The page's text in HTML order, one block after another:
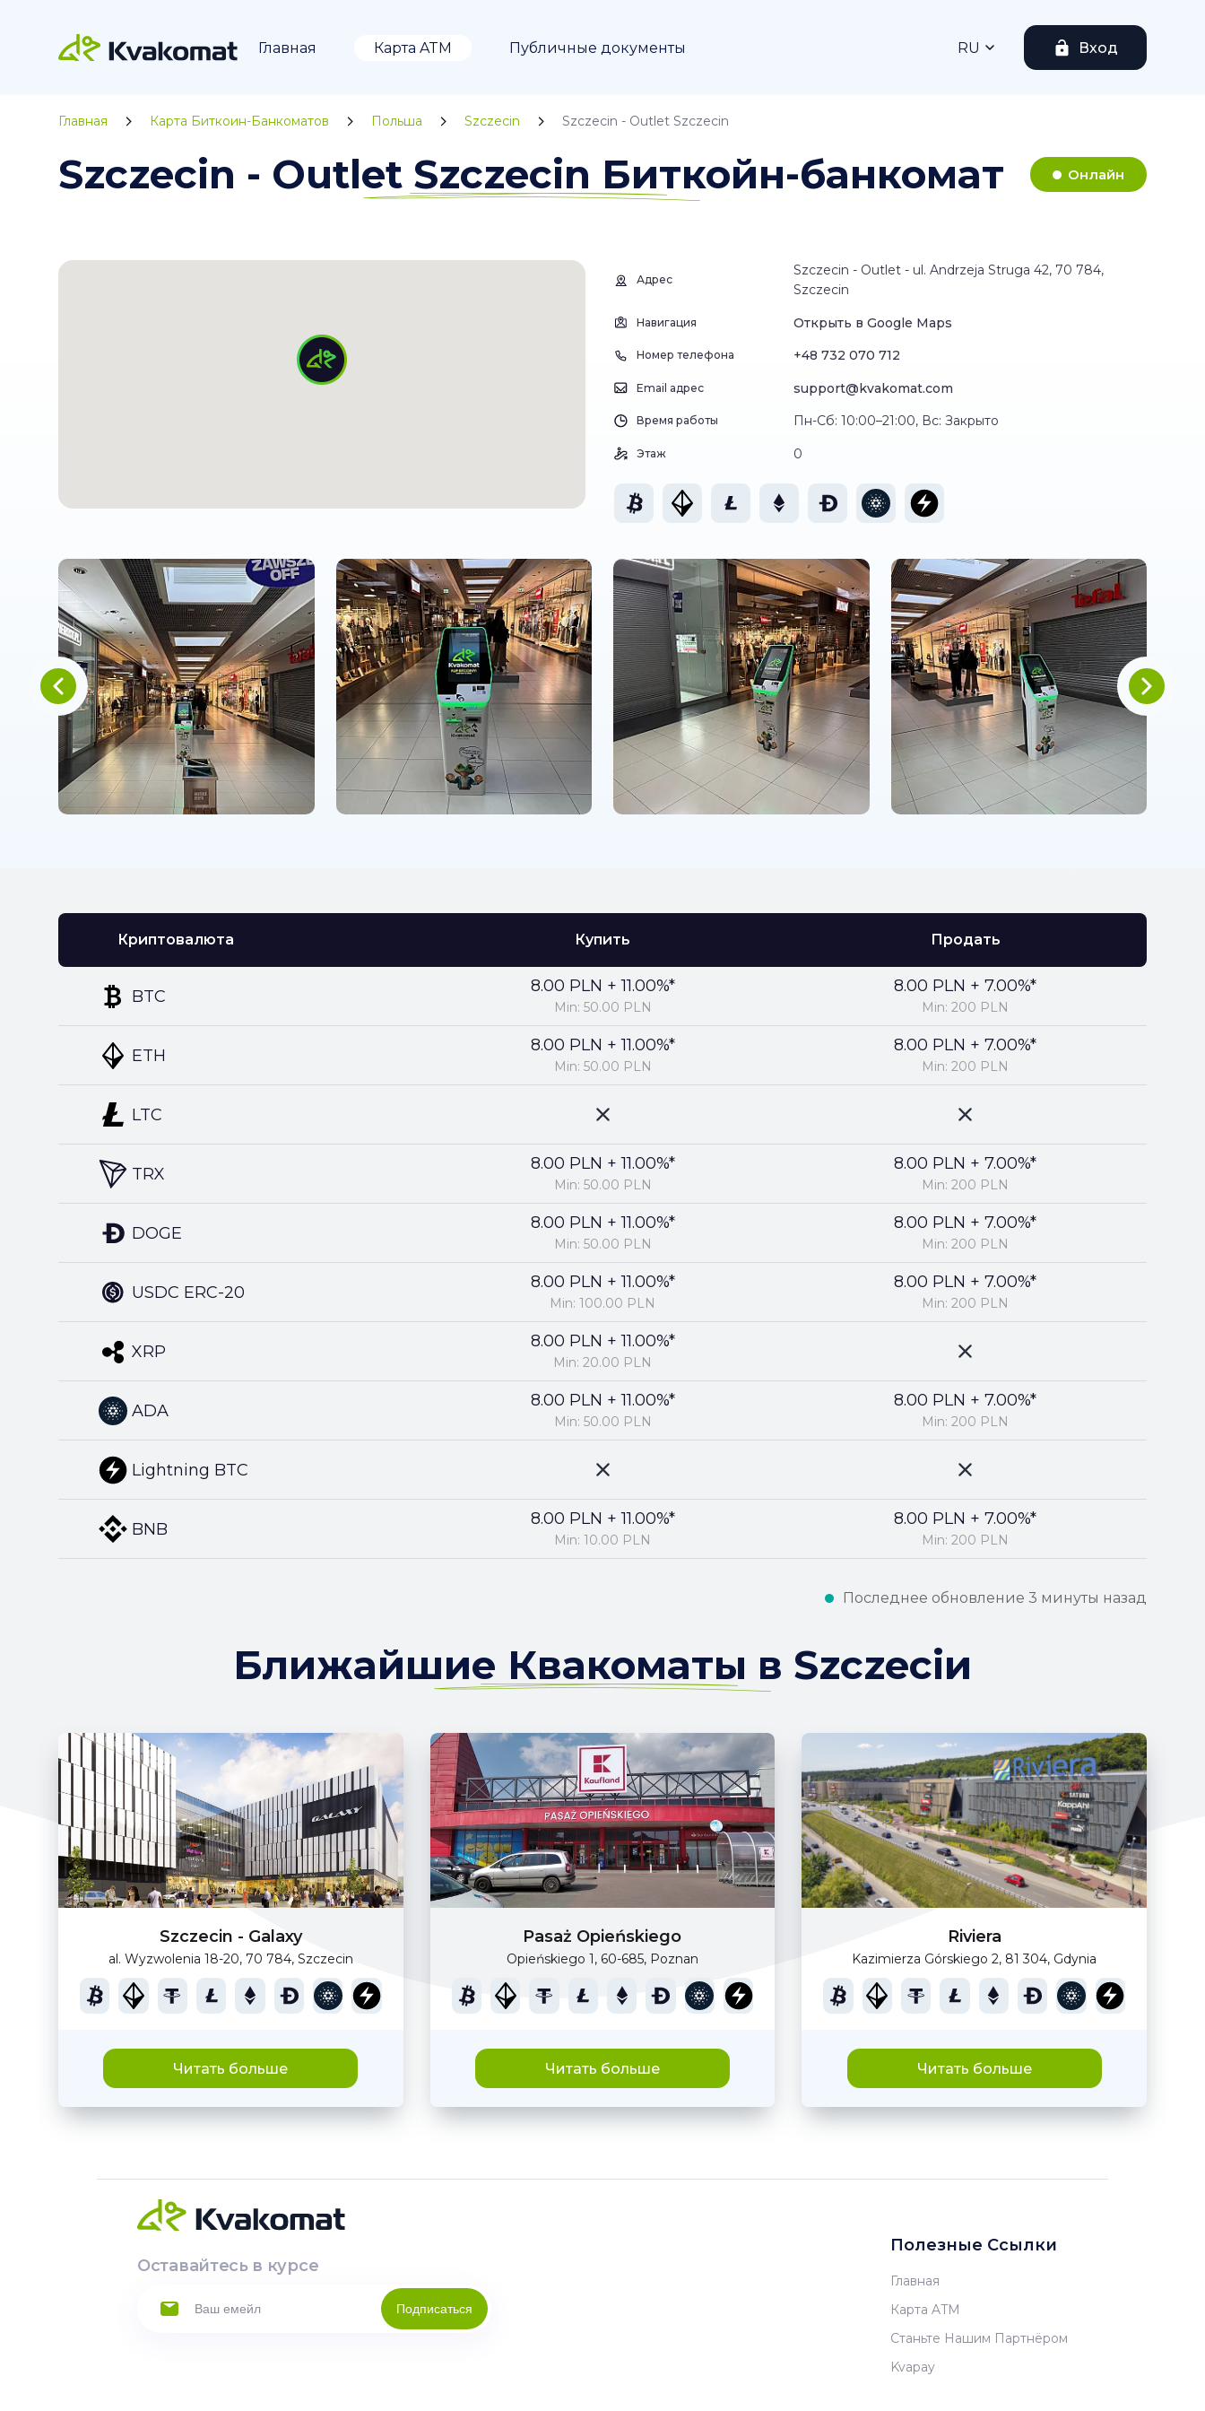
Главная Карта ATM Публичные документы RU Вход
Главная Карта Биткоин-Банкоматов Польша Szczecin Szczecin - Outlet Szczecin
Szczecin - Outlet Szczecin Биткойн-банкомат Онлайн
Адрес
Szczecin - Outlet - ul. Andrzeja Struga 42, 70 784,
Szczecin
Навигация Открыть в Google Maps
Номер телефона +48 732 070 712
Email адрес support@kvakomat.com
Время работы Пн-Сб: 10:00–21:00, Вс: Закрыто
Этаж 0
Криптовалюта
BTC
ETH
LTC
TRX
DOGE
USDC ERC-20
XRP
ADA
Lightning BTC
BNB
Купить
8.00 PLN + 11.00%*
Min: 50.00 PLN
8.00 PLN + 11.00%*
Min: 50.00 PLN
8.00 PLN + 11.00%*
Min: 50.00 PLN
8.00 PLN + 11.00%*
Min: 50.00 PLN
8.00 PLN + 11.00%*
Min: 100.00 PLN
8.00 PLN + 11.00%*
Min: 20.00 PLN
8.00 PLN + 11.00%*
Min: 50.00 PLN
8.00 PLN + 11.00%*
Min: 10.00 PLN
Продать
8.00 PLN + 7.00%*
Min: 200 PLN
8.00 PLN + 7.00%*
Min: 200 PLN
8.00 PLN + 7.00%*
Min: 200 PLN
8.00 PLN + 7.00%*
Min: 200 PLN
8.00 PLN + 7.00%*
Min: 200 PLN
8.00 PLN + 7.00%*
Min: 200 PLN
8.00 PLN + 7.00%*
Min: 200 PLN
Последнее обновление 3 минуты назад
Ближайшие Квакоматы в Szczeciи
Szczecin - Galaxy
al. Wyzwolenia 18-20, 70 784, Szczecin
Читать больше
Pasaż Opieńskiego
Opieńskiego 1, 60-685, Poznan
Читать больше
Riviera
Kazimierza Górskiego 2, 81 304, Gdynia
Читать больше
Оставайтесь в курсе
Подписаться
Полезные Ссылки
Главная
Карта ATM
Станьте Нашим Партнёром
Kvapay